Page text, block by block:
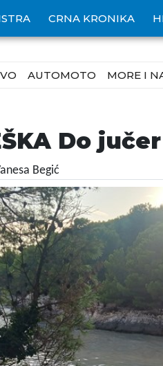
CRNA KRONIKA
AUTOMOTO MORE I
Do
Begić